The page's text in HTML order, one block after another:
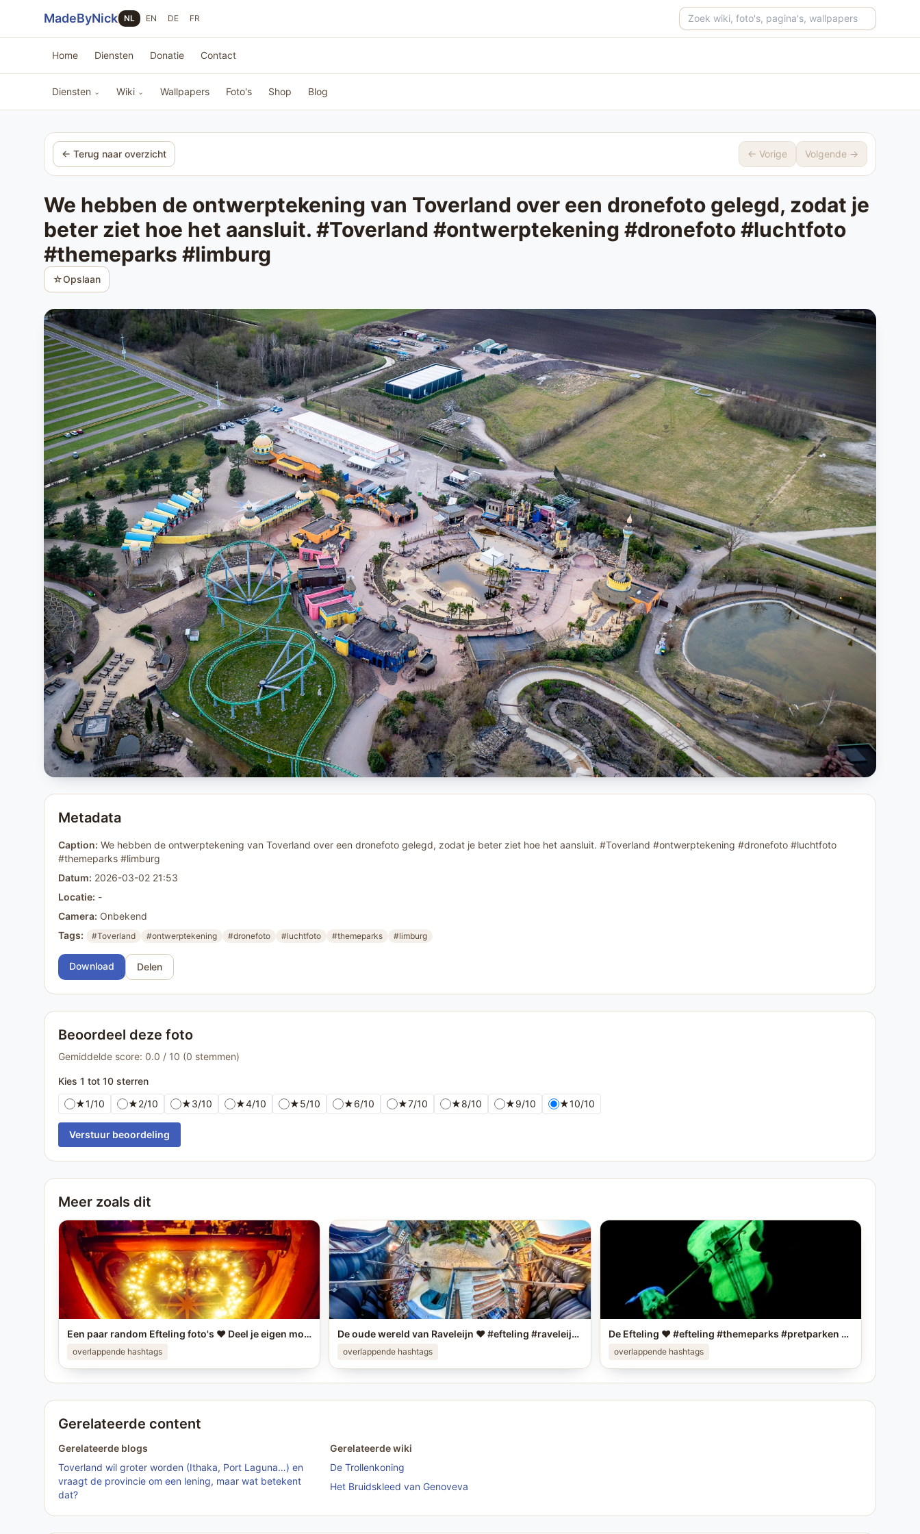
MadeByNick NL EN DE FR Zoeken op de site
Home Diensten Donatie Contact
Diensten ⌄ Wiki ⌄ Wallpapers Foto's Shop Blog
← Terug naar overzicht ← Vorige Volgende →
We hebben de ontwerptekening van Toverland over een dronefoto gelegd, zodat je
beter ziet hoe het aansluit. #Toverland #ontwerptekening #dronefoto #luchtfoto
#themeparks #limburg
☆Opslaan
Metadata
Caption: We hebben de ontwerptekening van Toverland over een dronefoto gelegd, zodat je beter ziet hoe het aansluit. #Toverland #ontwerptekening #dronefoto #luchtfoto
#themeparks #limburg
Datum: 2026-03-02 21:53
Locatie: -
Camera: Onbekend
Tags:
#Toverland #ontwerptekening #dronefoto #luchtfoto #themeparks #limburg
Download Delen
Beoordeel deze foto
Gemiddelde score: 0.0 / 10 (0 stemmen)
Kies 1 tot 10 sterren
★1/10 ★2/10 ★3/10 ★4/10 ★5/10 ★6/10 ★7/10 ★8/10 ★9/10 ★10/10
Verstuur beoordeling
Meer zoals dit
Een paar random Efteling foto's ❤️ Deel je eigen mooiste Efteling foto in je story op #instagram en tag me! #efteling #themeparks #happyplace #brabant #enjoy #pretpark
overlappende hashtags
De oude wereld van Raveleijn ❤️ #efteling #raveleijn #themeparks
overlappende hashtags
De Efteling ❤️ #efteling #themeparks #pretparken #brabant
overlappende hashtags
Gerelateerde content
Gerelateerde blogs
Toverland wil groter worden (Ithaka, Port Laguna…) en
vraagt de provincie om een lening, maar wat betekent
dat?
Gerelateerde wiki
De Trollenkoning
Het Bruidskleed van Genoveva